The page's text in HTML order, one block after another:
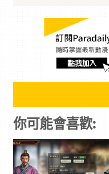
你可能會喜歡: